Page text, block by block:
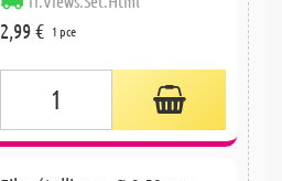
2,99 € 1 pce